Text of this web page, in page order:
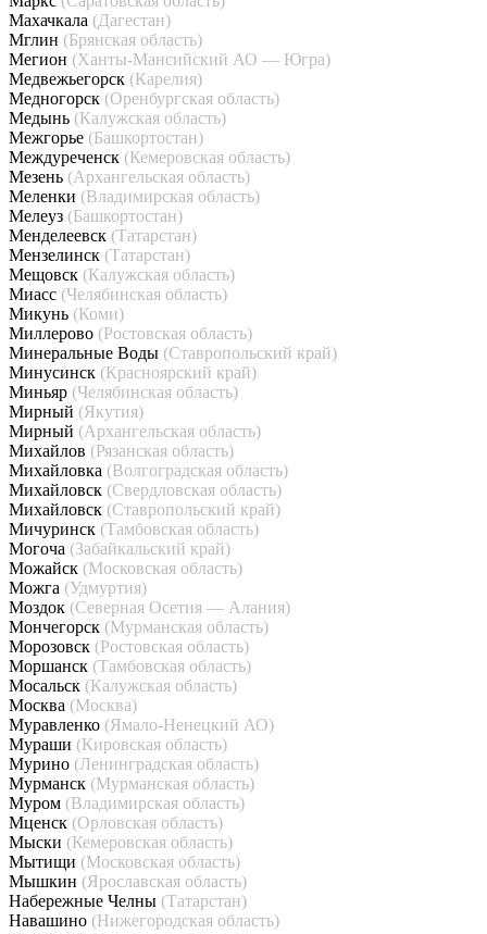
Махачкала (Дагестан)
Мглин (Брянская область)
Мегион (Ханты-Мансийский АО — Югра)
Медвежьегорск (Карелия)
Медногорск (Оренбургская область)
Медынь (Калужская область)
Межгорье (Башкортостан)
Междуреченск (Кемеровская область)
Мезень (Архангельская область)
Меленки (Владимирская область)
Мелеуз (Башкортостан)
Менделеевск (Татарстан)
Мензелинск (Татарстан)
Мещовск (Калужская область)
Миасс (Челябинская область)
Микунь (Коми)
Миллерово (Ростовская область)
Минеральные Воды (Ставропольский край)
Минусинск (Красноярский край)
Миньяр (Челябинская область)
Мирный (Якутия)
Мирный (Архангельская область)
Михайлов (Рязанская область)
Михайловка (Волгоградская область)
Михайловск (Свердловская область)
Михайловск (Ставропольский край)
Мичуринск (Тамбовская область)
Могоча (Забайкальский край)
Можайск (Московская область)
Можга (Удмуртия)
Моздок (Северная Осетия — Алания)
Мончегорск (Мурманская область)
Морозовск (Ростовская область)
Моршанск (Тамбовская область)
Мосальск (Калужская область)
Москва (Москва)
Муравленко (Ямало-Ненецкий АО)
Мураши (Кировская область)
Мурино (Ленинградская область)
Мурманск (Мурманская область)
Муром (Владимирская область)
Мценск (Орловская область)
Мыски (Кемеровская область)
Мытищи (Московская область)
Мышкин (Ярославская область)
Набережные Челны (Татарстан)
Навашино (Нижегородская область)